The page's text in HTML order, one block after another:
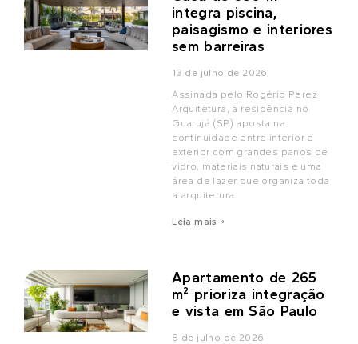
integra piscina,
paisagismo e interiores
sem barreiras
13 de julho de 2026
Assinada pelo Rogério Perez
Arquitetura, a residência no
Guarujá (SP) aposta na
continuidade entre interior e
exterior com grandes panos de
vidro, materiais naturais e uma
área de lazer que organiza toda
a arquitetura
Leia mais »
Apartamento de 265
m² prioriza integração
e vista em São Paulo
8 de julho de 2026